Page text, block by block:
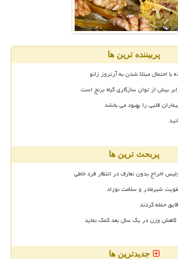
پربیننده ترین ها
احتمال مبتلا شدن به آرتروز زانو
قلبی را بهبود می بخشد
پربحث ترین ها
اخراج بدون تعارف در انتظار فرد خاطی
شیرمادر و سلامت نوزاد
حمله کردند
جدیدترین ها